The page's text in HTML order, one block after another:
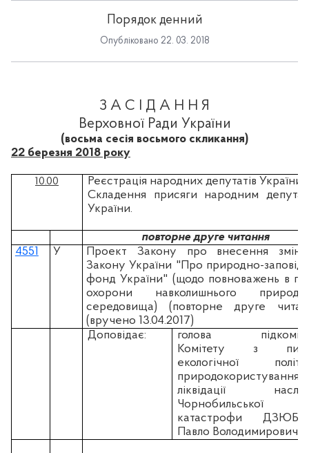
Порядок денний
Опубліковано 22. 03. 2018
З А С І Д А Н Н Я
Верховної Ради України
(восьма сесія восьмого скликання)
22 березня 2018 року
10.00
Реєстрація народних депутатів України.
Складення присяги народним
України.
повторне друге читання
4551
У
Проект Закону про внесення змін
Закону України "Про природно-
фонд України" (щодо повноважень в
охорони навколишнього
середовища) (повторне друге
(вручено 13.04.2017)
Доповідає:
голова
Комітету з
екологічної
природокористування
ліквідації
Чорнобильської
катастрофи
Павло Володимирович